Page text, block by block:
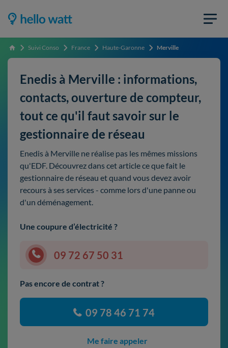
Accueil Suivi Conso France Haute-Garonne Merville
Enedis à Merville : informations,
contacts, ouverture de compteur,
tout ce qu'il faut savoir sur le
gestionnaire de réseau
Enedis à Merville ne réalise pas les mêmes missions
qu'EDF. Découvrez dans cet article ce que fait le
gestionnaire de réseau et quand vous devez avoir
recours à ses services - comme lors d'une panne ou
d'un déménagement.
Une coupure d’électricité ?
09 72 67 50 31
Pas encore de contrat ?
09 78 46 71 74
Me faire appeler